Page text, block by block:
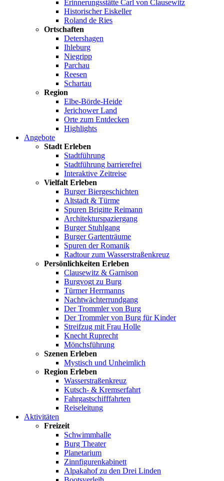
Erinnerungsstätte Carl von Clausewitz
Historischer Eiskeller
Roland de Ries
Ortschaften
Detershagen
Ihleburg
Niegripp
Parchau
Reesen
Schartau
Region
Elbe-Börde-Heide
Jerichower Land
Orte zum Entdecken
Highlights
Angebote
Stadt Erleben
Stadtführung
Stadtführung barrierefrei
Interaktive Zeitreise
Vielfalt Erleben
Burger Biergeschichten
Altstadt & Türme
Spuren Brigitte Reimann
Architekturspaziergang
Burger Stuhlgang
Burger Gartenträume
Spuren der Romanik
Radtour zum Wasserstraßenkreuz
Persönlichkeiten Erleben
Clausewitz & Garnison
Burgvogt zu Burg
Türmer Herrmanns
Nachtwächterrundgang
Der Trommler von Burg
Der Trommler von Burg für Kinder
Streifzug mit Frau Holle
Knecht Ruprecht
Mönchsführung
Szenen Erleben
Mystisch und Unheimlich
Region Erleben
Wasserstraßenkreuz
Kutsch- & Kremserfahrt
Fahrgastschifffahrten
Reiseleitung
Aktivitäten
Freizeit
Schwimmhalle
Burg Theater
Planetarium
Zinnfigurenkabinett
Alpakahof zu den Drei Linden